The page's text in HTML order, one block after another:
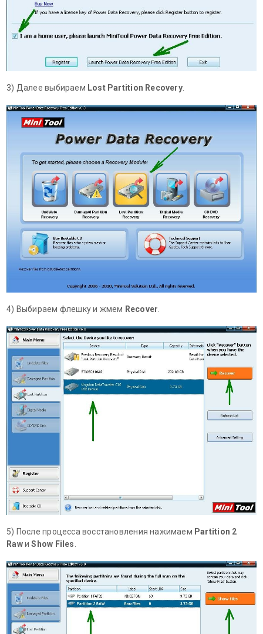
3) Далее выбираем Lost Partition Recovery.
4) Выбираем флешку и жмем Recover.
5) После процесса восстановления нажимаем Partition 2
RawиShow Files.